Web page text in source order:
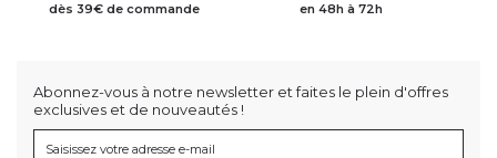
dès 39€ de commande
en 48h à 72h
Abonnez-vous à notre newsletter et faites le plein d'offres
exclusives et de nouveautés !